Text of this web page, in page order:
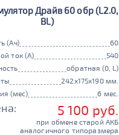
Драйв 60 обр (L2.0,
BL)
(Ач)
60
ток (А)
540
обратная (0, L)
242x175x190 мм.
(мес)
6 мес.
5 100 руб.
при обмене старой АКБ
аналогичного типоразмера